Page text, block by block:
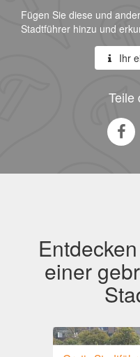
Fügen Sie diese und
Stadtführer hinzu und
Ihr
Teile
einer